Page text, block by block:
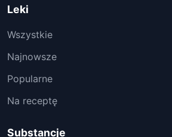
Leki
Wszystkie
Najnowsze
Popularne
Na receptę
Substancje